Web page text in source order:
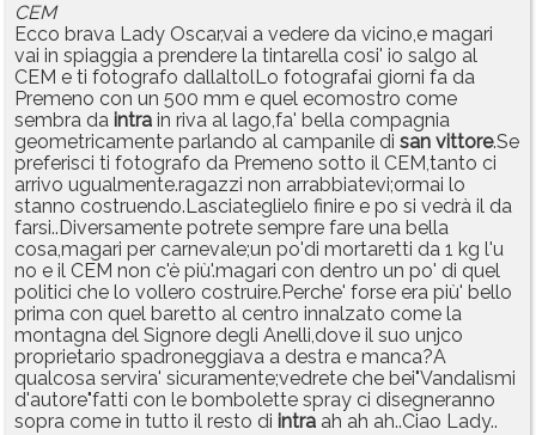
CEM
Ecco brava Lady Oscar,vai a vedere da vicino,e magari
vai in spiaggia a prendere la tintarella cosi' io salgo al
CEM e ti fotografo dallaltolLo fotografai giorni fa da
Premeno con un 500 mm e quel ecomostro come
sembra da intra in riva al lago,fa' bella compagnia
geometricamente parlando al campanile di san vittore.Se
preferisci ti fotografo da Premeno sotto il CEM,tanto ci
arrivo ugualmente.ragazzi non arrabbiatevi;ormai lo
stanno costruendo.Lasciateglielo finire e po si vedrà il da
farsi..Diversamente potrete sempre fare una bella
cosa,magari per carnevale;un po'di mortaretti da 1 kg l'u
no e il CEM non c'è più'.magari con dentro un po' di quel
politici che lo vollero costruire.Perche' forse era più' bello
prima con quel baretto al centro innalzato come la
montagna del Signore degli Anelli,dove il suo unjco
proprietario spadroneggiava a destra e manca?A
qualcosa servira' sicuramente;vedrete che bei"Vandalismi
d'autore"fatti con le bombolette spray ci disegneranno
sopra come in tutto il resto di intra ah ah ah..Ciao Lady..